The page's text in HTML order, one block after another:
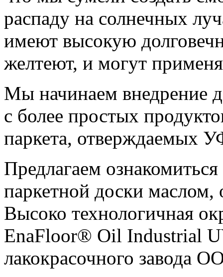
распаду на солнечных
имеют высокую
желтеют, и могут
Мы начинаем внедрение
с более простых
паркета, отверждаемых
Предлагаем
паркетной доски
Высоко технологичная
EnaFloor® Oil Industrial
лакокрасочного